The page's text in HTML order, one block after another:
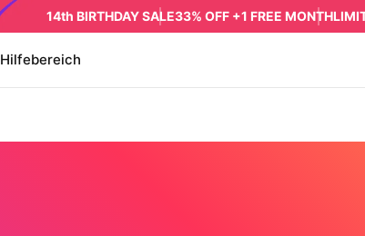
14th BIRTHDAY SALE33% OFF +1 FREE MONTH
Hilfebereich